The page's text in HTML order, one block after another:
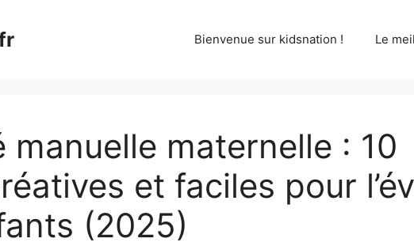
Bienvenue sur kidsnation ! Le
manuelle maternelle : 10
et faciles pour
(2025)